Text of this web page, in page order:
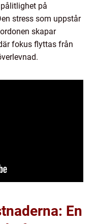
på
stress som uppstår
skapar
fokus flyttas från
En